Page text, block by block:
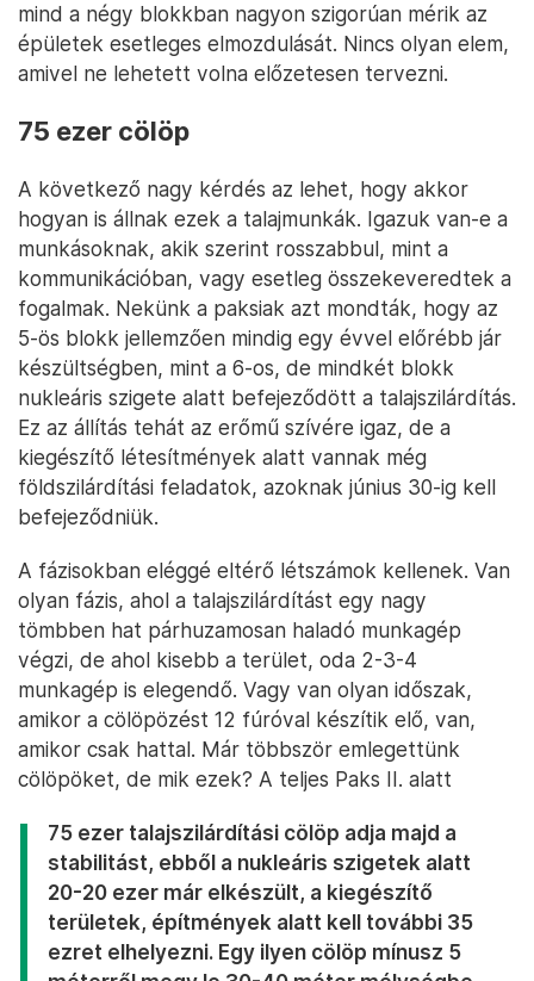
mind a négy blokkban nagyon szigorúan mérik az
épületek esetleges elmozdulását. Nincs olyan elem,
amivel ne lehetett volna előzetesen tervezni.
75 ezer cölöp
A következő nagy kérdés az lehet, hogy akkor
hogyan is állnak ezek a talajmunkák. Igazuk van-e a
munkásoknak, akik szerint rosszabbul, mint a
kommunikációban, vagy esetleg összekeveredtek a
fogalmak. Nekünk a paksiak azt mondták, hogy az
5-ös blokk jellemzően mindig egy évvel előrébb jár
készültségben, mint a 6-os, de mindkét blokk
nukleáris szigete alatt befejeződött a talajszilárdítás.
Ez az állítás tehát az erőmű szívére igaz, de a
kiegészítő létesítmények alatt vannak még
földszilárdítási feladatok, azoknak június 30-ig kell
befejeződniük.
A fázisokban eléggé eltérő létszámok kellenek. Van
olyan fázis, ahol a talajszilárdítást egy nagy
tömbben hat párhuzamosan haladó munkagép
végzi, de ahol kisebb a terület, oda 2-3-4
munkagép is elegendő. Vagy van olyan időszak,
amikor a cölöpözést 12 fúróval készítik elő, van,
amikor csak hattal. Már többször emlegettünk
cölöpöket, de mik ezek? A teljes Paks II. alatt
75 ezer talajszilárdítási cölöp adja majd a
stabilitást, ebből a nukleáris szigetek alatt
20-20 ezer már elkészült, a kiegészítő
területek, építmények alatt kell további 35
ezret elhelyezni. Egy ilyen cölöp mínusz 5